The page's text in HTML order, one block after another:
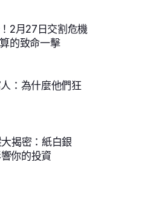
2月27日交割危機
的致命一擊
：為什麼他們狂
揭密：紙白銀
你的投資